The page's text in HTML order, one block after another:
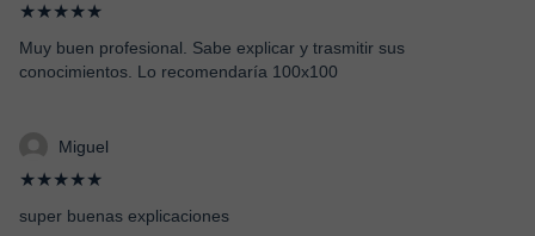
★★★★★
Muy buen profesional. Sabe explicar y trasmitir sus
conocimientos. Lo recomendaría 100x100
Miguel
★★★★★
super buenas explicaciones